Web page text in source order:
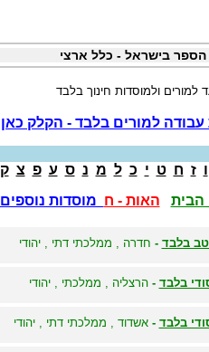
הספר בישראל - כלל ארצי
למורים ולמוסדות חינוך בלבד
למורים בלבד - הקלק כאן
ו ז ח ט י כ ל מ נ ס ע פ צ ק
הבית
האות - ח מוסדות נוספים
בלבד - חדרה , ממלכתי דתי , יהודי
בלבד -הרצליה , ממלכתי , יהודי
בלבד -אשדוד , ממלכתי דתי , יהודי